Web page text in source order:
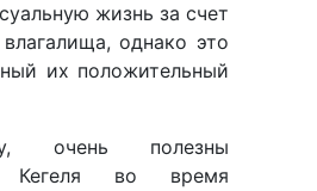
жизнь за счет
однако это
их положительный
очень полезны
Кегеля во время